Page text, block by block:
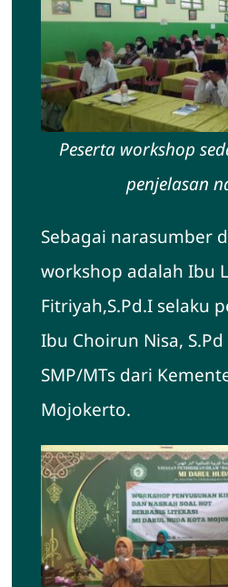
Peserta workshop
penjelasan
Sebagai narasumber
workshop adalah Ibu
Fitriyah,S.Pd.I selaku
Ibu Choirun Nisa,
SMP/MTs dari
Mojokerto.